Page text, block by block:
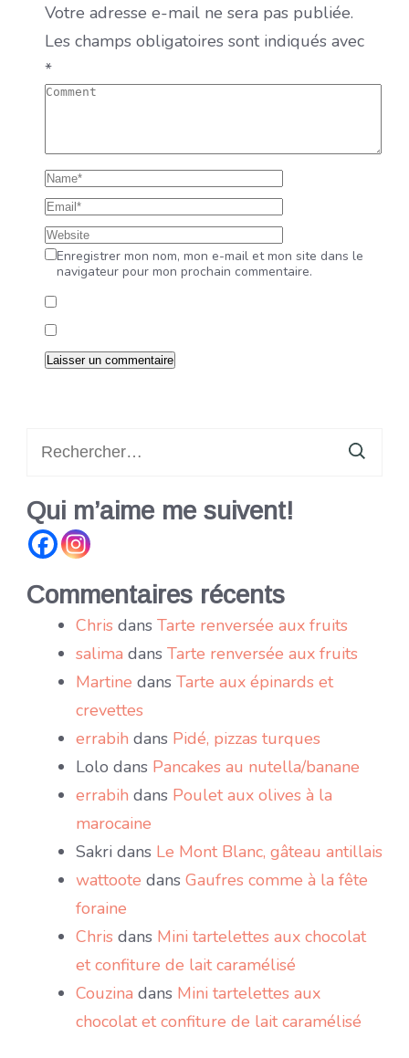
Votre adresse e-mail ne sera pas publiée.
Les champs obligatoires sont indiqués avec
*
Enregistrer mon nom, mon e-mail et mon site dans le
navigateur pour mon prochain commentaire.
Qui m’aime me suivent!
Commentaires récents
Chris dans Tarte renversée aux fruits
salima dans Tarte renversée aux fruits
Martine dans Tarte aux épinards et
crevettes
errabih dans Pidé, pizzas turques
Lolo dans Pancakes au nutella/banane
errabih dans Poulet aux olives à la
marocaine
Sakri dans Le Mont Blanc, gâteau antillais
wattoote dans Gaufres comme à la fête
foraine
Chris dans Mini tartelettes aux chocolat
et confiture de lait caramélisé
Couzina dans Mini tartelettes aux
chocolat et confiture de lait caramélisé